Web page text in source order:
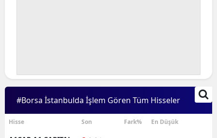
Çankırı
Çorum
Denizli
#Borsa İstanbulda İşlem Gören Tüm Hisseler
Hisse Son Fark% En Düşük